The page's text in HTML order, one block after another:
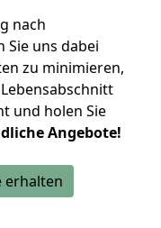
nach
Sie uns dabei
zu minimieren,
und holen Sie
Angebote!
erhalten